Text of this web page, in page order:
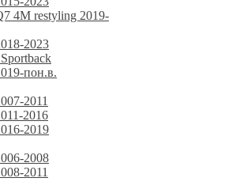
4M restyling 2019-
2023
пон.в.
2011
2016
2019
2008
2011